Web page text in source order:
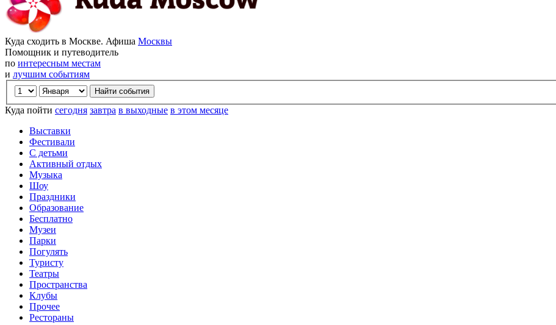
Куда сходить в Москве. Афиша Москвы
Помощник и путеводитель
по интересным местам
и лучшим событиям
Куда пойти сегодня завтра в выходные в этом месяце
Выставки
Фестивали
С детьми
Активный отдых
Музыка
Шоу
Праздники
Образование
Бесплатно
Музеи
Парки
Погулять
Туристу
Театры
Пространства
Клубы
Прочее
Рестораны